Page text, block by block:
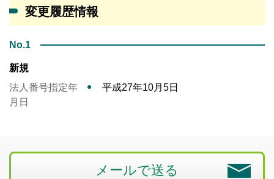
変更履歴情報
No.1
新規
法人番号指定年
月日
平成27年10月5日
メールで送る